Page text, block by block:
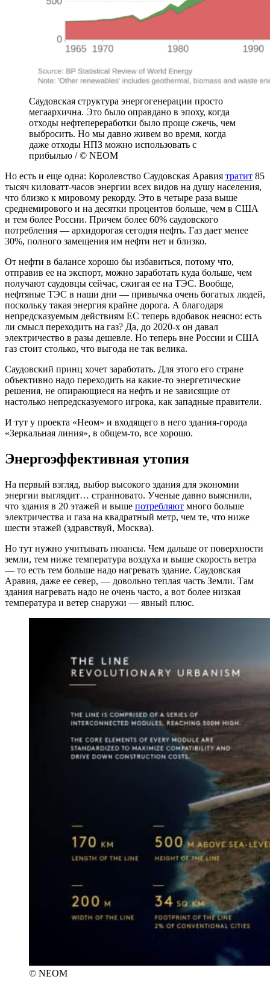
Саудовская структура энергогенерации просто
мегаархична. Это было оправдано в эпоху, когда
отходы нефтепереработки было проще сжечь, чем
выбросить. Но мы давно живем во время, когда
даже отходы НПЗ можно использовать с
прибылью / © NEOM
Но есть и еще одна: Королевство Саудовская Аравия тратит 85
тысяч киловатт-часов энергии всех видов на душу населения,
что близко к мировому рекорду. Это в четыре раза выше
среднемирового и на десятки процентов больше, чем в США
и тем более России. Причем более 60% саудовского
потребления — архидорогая сегодня нефть. Газ дает менее
30%, полного замещения им нефти нет и близко.
От нефти в балансе хорошо бы избавиться, потому что,
отправив ее на экспорт, можно заработать куда больше, чем
получают саудовцы сейчас, сжигая ее на ТЭС. Вообще,
нефтяные ТЭС в наши дни — привычка очень богатых людей,
поскольку такая энергия крайне дорога. А благодаря
непредсказуемым действиям ЕС теперь вдобавок неясно: есть
ли смысл переходить на газ? Да, до 2020-х он давал
электричество в разы дешевле. Но теперь вне России и США
газ стоит столько, что выгода не так велика.
Саудовский принц хочет заработать. Для этого его стране
объективно надо переходить на какие-то энергетические
решения, не опирающиеся на нефть и не зависящие от
настолько непредсказуемого игрока, как западные правители.
И тут у проекта «Неом» и входящего в него здания-города
«Зеркальная линия», в общем-то, все хорошо.
Энергоэффективная утопия
На первый взгляд, выбор высокого здания для экономии
энергии выглядит… странновато. Ученые давно выяснили,
что здания в 20 этажей и выше потребляют много больше
электричества и газа на квадратный метр, чем те, что ниже
шести этажей (здравствуй, Москва).
Но тут нужно учитывать нюансы. Чем дальше от поверхности
земли, тем ниже температура воздуха и выше скорость ветра
— то есть тем больше надо нагревать здание. Саудовская
Аравия, даже ее север, — довольно теплая часть Земли. Там
здания нагревать надо не очень часто, а вот более низкая
температура и ветер снаружи — явный плюс.
© NEOM